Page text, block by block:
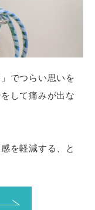
でつらい思いを
して痛みが出な
を軽減する、と